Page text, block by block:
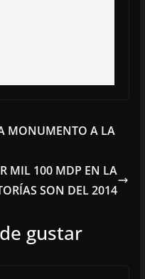
MONUMENTO A LA
MIL 100 MDP EN LA
SON DEL 2014
gustar